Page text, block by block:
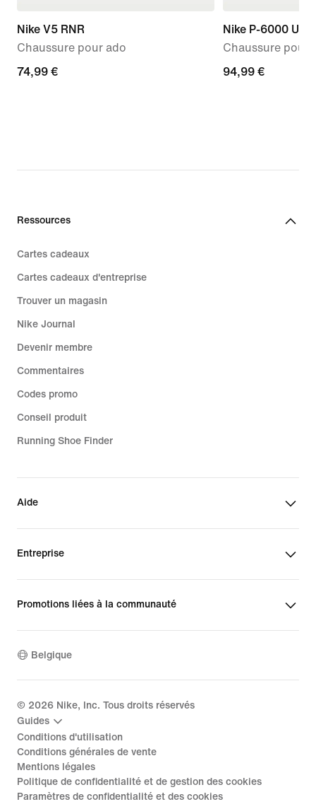
Nike V5 RNR
Chaussure pour ado
74,99 €
74,99 €
Nike P-6000
Chaussure pour
94,99 €
94,99 €
Ressources
Cartes cadeaux
Cartes cadeaux d'entreprise
Trouver un magasin
Nike Journal
Devenir membre
Commentaires
Codes promo
Conseil produit
Running Shoe Finder
Aide
Entreprise
Promotions liées à la communauté
Belgique
© 2026 Nike, Inc. Tous droits réservés
Guides
Conditions d'utilisation
Conditions générales de vente
Mentions légales
Politique de confidentialité et de gestion des cookies
Paramètres de confidentialité et des cookies